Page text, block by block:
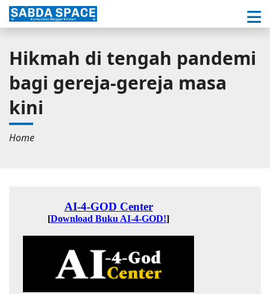
Hikmah di tengah pandemi
bagi gereja-gereja masa
kini
Home